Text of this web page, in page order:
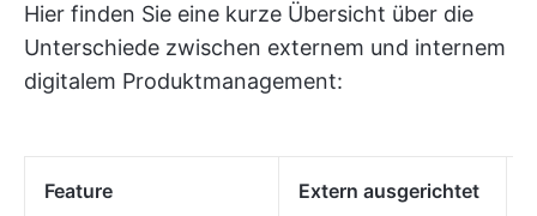
Hier finden Sie eine kurze Übersicht über die
Unterschiede zwischen externem und internem
digitalem Produktmanagement:
Feature Extern ausgerichtet